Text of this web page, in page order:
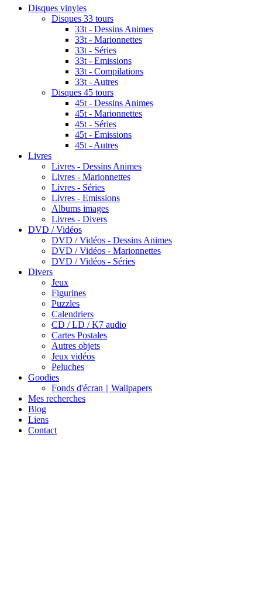
Disques vinyles
Disques 33 tours
33t - Dessins Animes
33t - Marionnettes
33t - Séries
33t - Emissions
33t - Compilations
33t - Autres
Disques 45 tours
45t - Dessins Animes
45t - Marionnettes
45t - Séries
45t - Emissions
45t - Autres
Livres
Livres - Dessins Animes
Livres - Marionnettes
Livres - Séries
Livres - Emissions
Albums images
Livres - Divers
DVD / Vidéos
DVD / Vidéos - Dessins Animes
DVD / Vidéos - Marionnettes
DVD / Vidéos - Séries
Divers
Jeux
Figurines
Puzzles
Calendriers
CD / LD / K7 audio
Cartes Postales
Autres objets
Jeux vidéos
Peluches
Goodies
Fonds d'écran || Wallpapers
Mes recherches
Blog
Liens
Contact